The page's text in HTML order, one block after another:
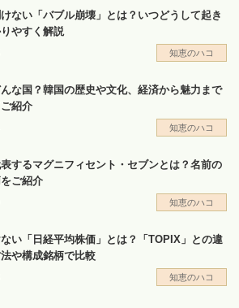
ない「バブル崩壊」とは？いつどうして起き
やすく解説
知恵のハコ
な国？韓国の歴史や文化、経済から魅力まで
紹介
知恵のハコ
するマグニフィセント・セブンとは？名前の
ご紹介
知恵のハコ
い「日経平均株価」とは？「TOPIX」との違
や構成銘柄で比較
知恵のハコ